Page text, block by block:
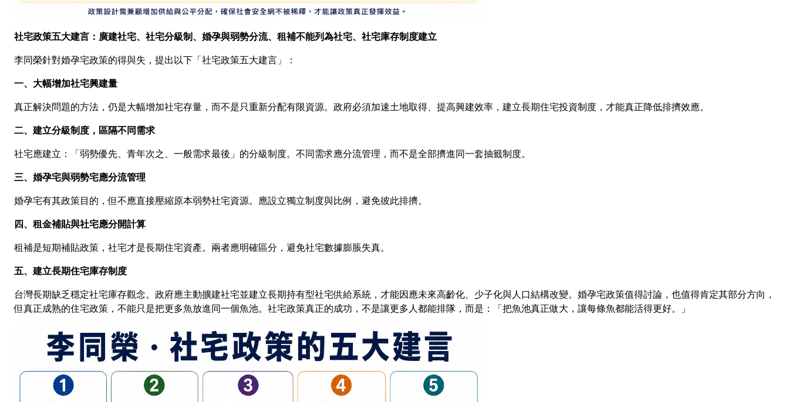
社宅政策五大建言：廣建社宅、社宅分級制、婚孕與弱勢分流、租補不能列為社宅、社宅庫存制度建立
李同榮針對婚孕宅政策的得與失，提出以下「社宅政策五大建言」：
一、大幅增加社宅興建量
真正解決問題的方法，仍是大幅增加社宅存量，而不是只重新分配有限資源。政府必須加速土地取得、提高興建效率，建立長期住宅投資制度，才能真正降低排擠效應。
二、建立分級制度，區隔不同需求
社宅應建立：「弱勢優先、青年次之、一般需求最後」的分級制度。不同需求應分流管理，而不是全部擠進同一套抽籤制度。
三、婚孕宅與弱勢宅應分流管理
婚孕宅有其政策目的，但不應直接壓縮原本弱勢社宅資源。應設立獨立制度與比例，避免彼此排擠。
四、租金補貼與社宅應分開計算
租補是短期補貼政策，社宅才是長期住宅資產。兩者應明確區分，避免社宅數據膨脹失真。
五、建立長期住宅庫存制度
台灣長期缺乏穩定社宅庫存觀念。政府應主動擴建社宅並建立長期持有型社宅供給系統，才能因應未來高齡化、少子化與人口結構改變。婚孕宅政策值得討論，也值得肯定其部分方向，
但真正成熟的住宅政策，不能只是把更多魚放進同一個魚池。社宅政策真正的成功，不是讓更多人都能排隊，而是：「把魚池真正做大，讓每條魚都能活得更好。」